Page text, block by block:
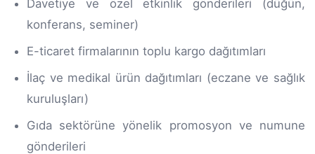
Davetiye ve özel etkinlik gönderileri (düğün,
konferans, seminer)
E-ticaret firmalarının toplu kargo dağıtımları
İlaç ve medikal ürün dağıtımları (eczane ve sağlık
kuruluşları)
Gıda sektörüne yönelik promosyon ve numune
gönderileri